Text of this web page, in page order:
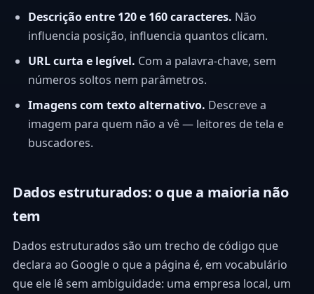
Descrição entre 120 e 160 caracteres. Não
influencia posição, influencia quantos clicam.
URL curta e legível. Com a palavra-chave, sem
números soltos nem parâmetros.
Imagens com texto alternativo. Descreve a
imagem para quem não a vê — leitores de tela e
buscadores.
Dados estruturados: o que a maioria não
tem
Dados estruturados são um trecho de código que
declara ao Google o que a página é, em vocabulário
que ele lê sem ambiguidade: uma empresa local, um